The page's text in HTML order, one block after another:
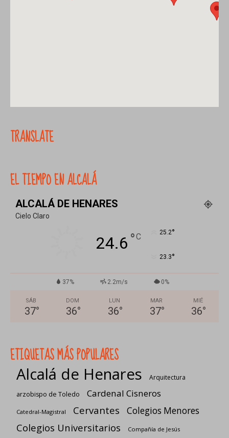
TRANSLATE
EL TIEMPO EN ALCALÁ
ALCALÁ DE HENARES
Cielo Claro
24.6 °C 25.2°
23.3°
37% 2.2m/s 0%
SÁB
37°
DOM
36°
LUN
36°
MAR
37°
MIÉ
36°
ETIQUETAS MÁS POPULARES
Alcalá de Henares
Arquitectura
arzobispo de Toledo
Cardenal Cisneros
Catedral-Magistral Cervantes Colegios Menores
Colegios Universitarios Compañía de Jesús